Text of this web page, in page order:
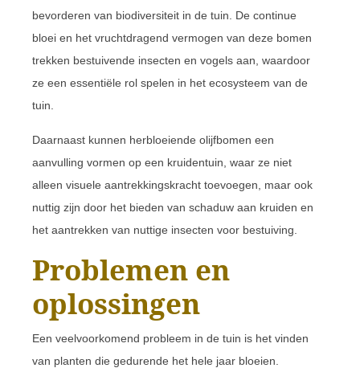
bevorderen van biodiversiteit in de tuin. De continue
bloei en het vruchtdragend vermogen van deze bomen
trekken bestuivende insecten en vogels aan, waardoor
ze een essentiële rol spelen in het ecosysteem van de
tuin.
Daarnaast kunnen herbloeiende olijfbomen een
aanvulling vormen op een kruidentuin, waar ze niet
alleen visuele aantrekkingskracht toevoegen, maar ook
nuttig zijn door het bieden van schaduw aan kruiden en
het aantrekken van nuttige insecten voor bestuiving.
Problemen en
oplossingen
Een veelvoorkomend probleem in de tuin is het vinden
van planten die gedurende het hele jaar bloeien.